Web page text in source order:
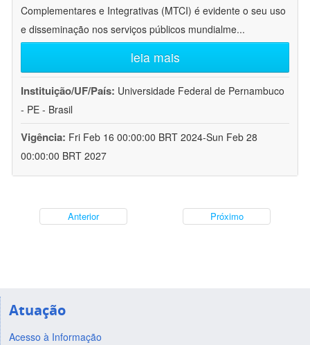
Complementares e Integrativas (MTCI) é evidente o seu uso
e disseminação nos serviços públicos mundialme...
leia mais
Instituição/UF/País: Universidade Federal de Pernambuco
- PE - Brasil
Vigência: Fri Feb 16 00:00:00 BRT 2024-Sun Feb 28
00:00:00 BRT 2027
Anterior Próximo
Atuação
Acesso à Informação